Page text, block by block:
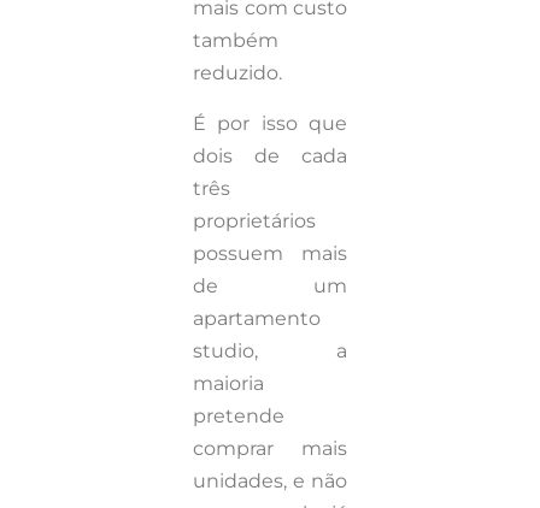
mais com custo
também
reduzido.
É por isso que
dois de cada
três
proprietários
possuem mais
de um
apartamento
studio, a
maioria
pretende
comprar mais
unidades, e não